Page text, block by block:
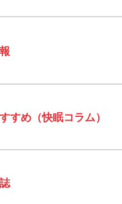
すめ（快眠コラム）